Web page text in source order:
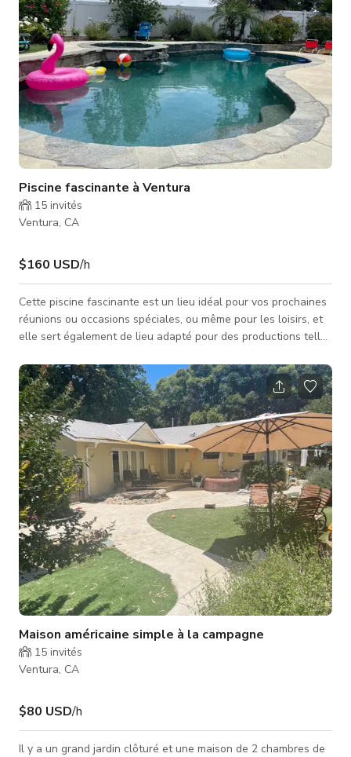
Piscine fascinante à Ventura
15 invités
Ventura, CA
$160 USD/h
Cette piscine fascinante est un lieu idéal pour vos prochaines
réunions ou occasions spéciales, ou même pour les loisirs, et
elle sert également de lieu adapté pour des productions telles
projets, y compris les publicités télévisées, clips musicaux,
contenus pour les réseaux sociaux, et plus encore. Assurez-
vous de vérifier la disponibilité de l'espace auprès de l'hôte.
*Accès au jardin arrière, piscine, salon/patio et s
Maison américaine simple à la campagne
15 invités
Ventura, CA
$80 USD/h
Il y a un grand jardin clôturé et une maison de 2 chambres de